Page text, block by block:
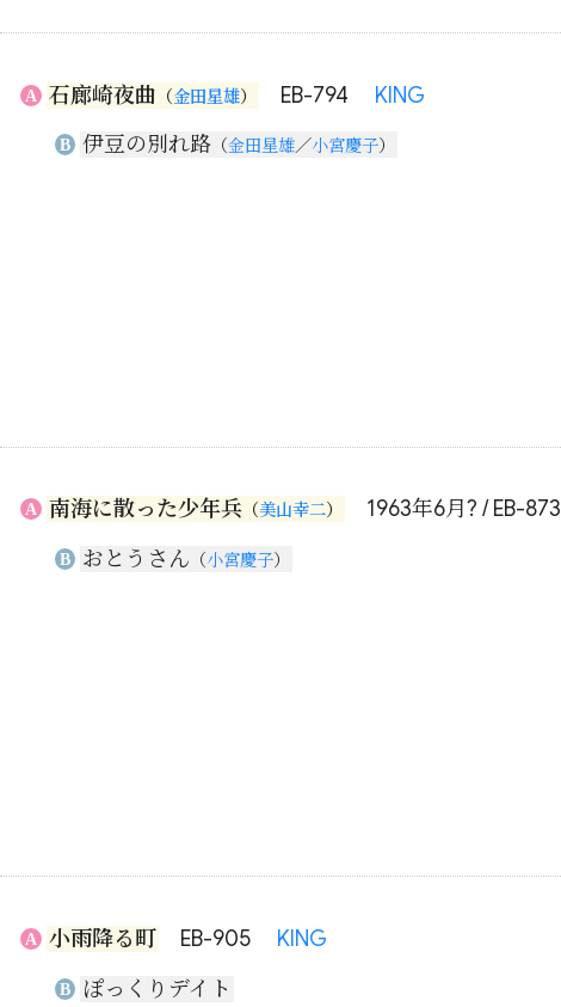
A 石廊崎夜曲 （金田星雄） EB-794 KING
B 伊豆の別れ路（金田星雄／小宮慶子）
A 南海に散った少年兵（美山幸二） 1963年6月? / EB-873
B おとうさん （小宮慶子）
A 小雨降る町 EB-905 KING
B ぽっくりデイト